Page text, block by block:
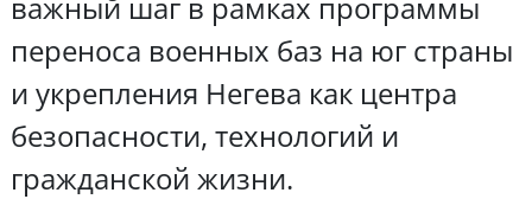
переноса военных баз на юг страны
и укрепления Негева как центра
безопасности, технологий и
гражданской жизни.